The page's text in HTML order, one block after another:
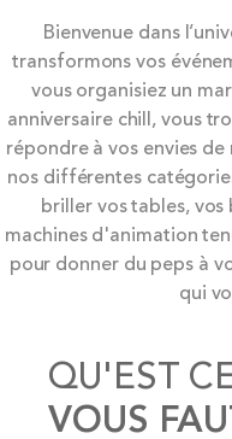
Bienvenue dans
transformons vos
vous organisiez un
anniversaire chill, vous
répondre à vos envies
nos différentes
briller vos tables,
machines d'animation
pour donner du peps à
qui
QU'EST
VOUS